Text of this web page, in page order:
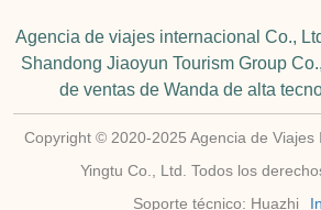
Agencia de viajes internacional Co.,
Shandong Jiaoyun Tourism Group
de ventas de Wanda de alta
Copyright © 2020-2025 Agencia de Viajes
Yingtu Co., Ltd. Todos los
Soporte técnico: Huazhi